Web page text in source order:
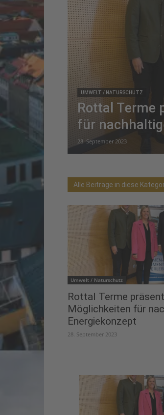
UMWELT / NATURSCHUTZ
Rottal Terme
für
28. September 2023
Alle Beiträge in diese
Umwelt / Naturschutz
Rottal Terme
Möglichkeiten für
Energiekonzept
28. September 2023